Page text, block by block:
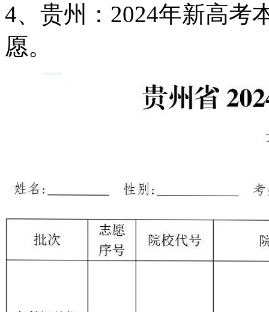
4、贵州：2024年新高考
愿。